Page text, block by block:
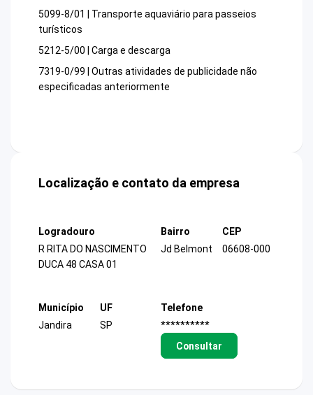
5099-8/01 | Transporte aquaviário para passeios
turísticos
5212-5/00 | Carga e descarga
7319-0/99 | Outras atividades de publicidade não
especificadas anteriormente
Localização e contato da empresa
Logradouro
R RITA DO NASCIMENTO
DUCA 48 CASA 01
Bairro
Jd Belmont
CEP
06608-000
Município
Jandira
UF
SP
Telefone
**********
Consultar